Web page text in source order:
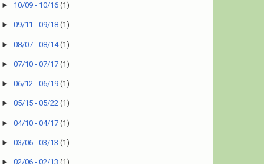
► 10/09 - 10/16(1)
►09/11 - 09/18(1)
►08/07 - 08/14(1)
►07/10 - 07/17(1)
►06/12 - 06/19(1)
►05/15 - 05/22(1)
►04/10 - 04/17(1)
►03/06 - 03/13(1)
►02/06 - 02/13(1)